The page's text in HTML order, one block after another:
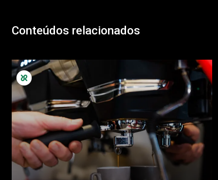
Conteúdos relacionados